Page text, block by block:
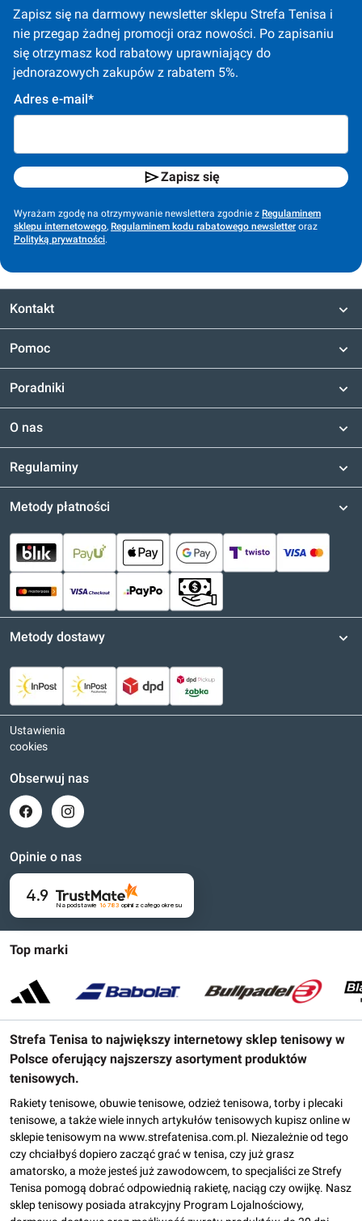
Zapisz się na darmowy newsletter sklepu Strefa Tenisa i
nie przegap żadnej promocji oraz nowości. Po zapisaniu
się otrzymasz kod rabatowy uprawniający do
jednorazowych zakupów z rabatem 5%.
Adres e-mail*
Zapisz się
Wyrażam zgodę na otrzymywanie newslettera zgodnie z Regulaminem
sklepu internetowego, Regulaminem kodu rabatowego newsletter oraz
Polityką prywatności.
Kontakt
Pomoc
Poradniki
O nas
Regulaminy
Top marki
Strefa Tenisa to największy internetowy sklep tenisowy w
Polsce oferujący najszerszy asortyment produktów
tenisowych.
Rakiety tenisowe, obuwie tenisowe, odzież tenisowa, torby i plecaki
tenisowe, a także wiele innych artykułów tenisowych kupisz online w
sklepie tenisowym na www.strefatenisa.com.pl. Niezależnie od tego
czy chciałbyś dopiero zacząć grać w tenisa, czy już grasz
amatorsko, a może jesteś już zawodowcem, to specjaliści ze Strefy
Tenisa pomogą dobrać odpowiednią rakietę, naciąg czy owijkę. Nasz
sklep tenisowy posiada atrakcyjny Program Lojalnościowy,
Metody płatności
Metody dostawy
Ustawienia
cookies
Obserwuj nas
Opinie o nas
4.9
Na podstawie 16 783 opinii z całego okresu